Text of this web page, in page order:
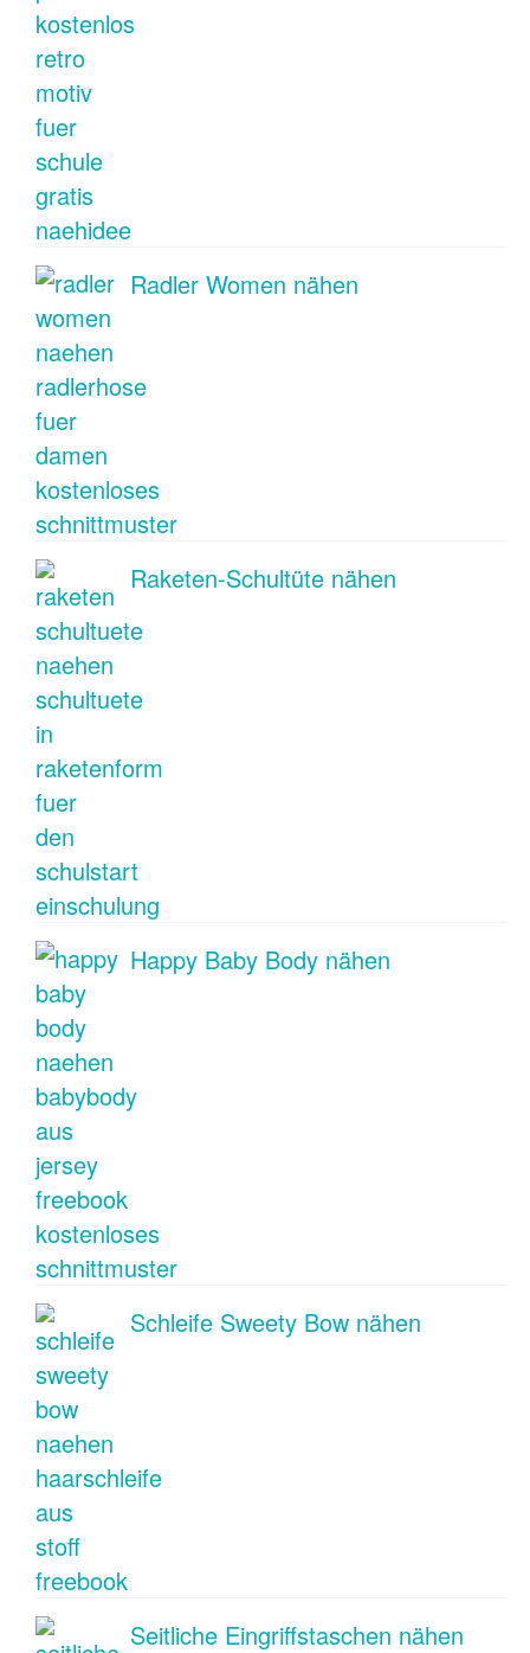
Radler Women nähen
Raketen-Schultüte nähen
Happy Baby Body nähen
Schleife Sweety Bow nähen
Seitliche Eingriffstaschen nähen